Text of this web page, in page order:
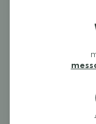
Sådan vælger du
returfragt og skåne
Print denne
Kontrolmål, at
et bagkort på det